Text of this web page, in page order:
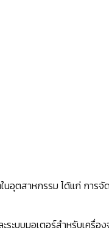
นอุตสาหกรรม ได้แก่ กา
ระบบมอเตอร์สำหรับเครื่อ